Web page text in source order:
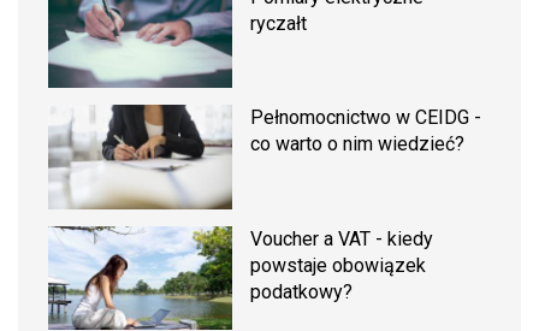
ryczałt
Pełnomocnictwo w CEIDG -
co warto o nim wiedzieć?
Voucher a VAT - kiedy
powstaje obowiązek
podatkowy?